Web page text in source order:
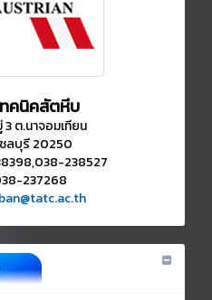
คนิคสัตหีบ
3 ต.นาจอมเทียน
ลบุรี 20250
238527
237268